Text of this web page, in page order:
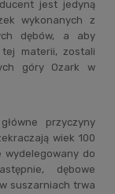
jest jedyną
wykonanych z
dębów, a aby
materii, zostali
góry Ozark w
przyczyny
wiek 100
wydelegowany do
dębowe
suszarniach trwa